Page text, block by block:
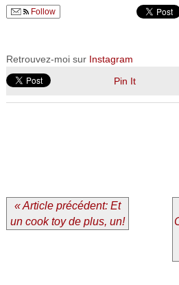
Follow
Retrouvez-moi sur Instagram
Pin It
« Article précédent: Et
un cook toy de plus, un!